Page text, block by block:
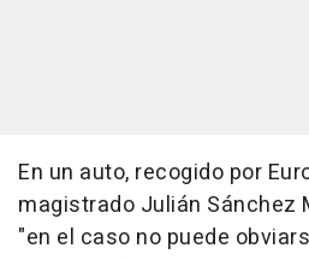
En un auto, recogido por
magistrado Julián Sánchez
"en el caso no puede